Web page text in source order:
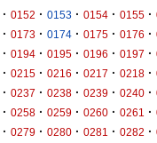
· 0152 · 0153 · 0154 · 0155 ·
· 0173 · 0174 · 0175 · 0176 ·
· 0194 · 0195 · 0196 · 0197 ·
· 0215 · 0216 · 0217 · 0218 ·
· 0237 · 0238 · 0239 · 0240 ·
· 0258 · 0259 · 0260 · 0261 ·
· 0279 · 0280 · 0281 · 0282 ·